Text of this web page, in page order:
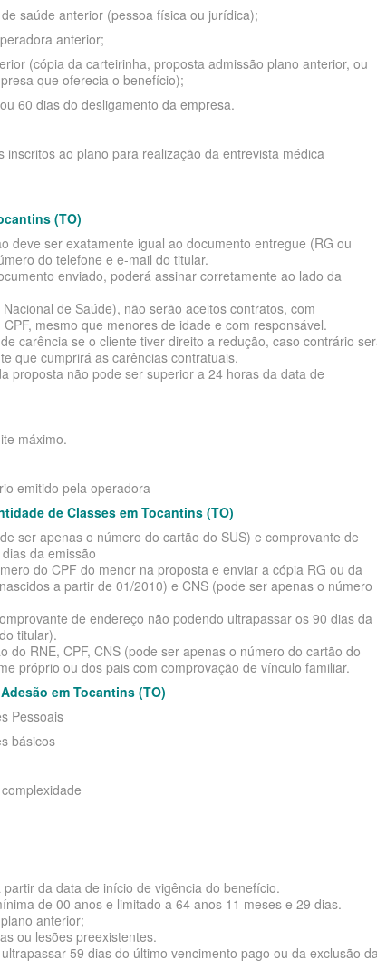
saúde anterior (pessoa física ou jurídica);
anterior;
(cópia da carteirinha, proposta admissão plano anterior, ou
que oferecia o benefício);
60 dias do desligamento da empresa.
ao plano para realização da entrevista médica
(TO)
deve ser exatamente igual ao documento entregue (RG ou
do telefone e e-mail do titular.
enviado, poderá assinar corretamente ao lado da
de Saúde), não serão aceitos contratos, com
mesmo que menores de idade e com responsável.
carência se o cliente tiver direito a redução, caso contrário
que cumprirá as carências contratuais.
proposta não pode ser superior a 24 horas da data de
máximo.
emitido pela operadora
de Classes em Tocantins (TO)
ser apenas o número do cartão do SUS) e comprovante de
da emissão
do CPF do menor na proposta e enviar a cópia RG ou da
a partir de 01/2010) e CNS (pode ser apenas o número
de endereço não podendo ultrapassar os 90 dias da
titular).
do RNE, CPF, CNS (pode ser apenas o número do cartão do
próprio ou dos pais com comprovação de vínculo familiar.
em Tocantins (TO)
Pessoais
básicos
da data de início de vigência do benefício.
de 00 anos e limitado a 64 anos 11 meses e 29 dias.
anterior;
ou lesões preexistentes.
59 dias do último vencimento pago ou da exclusão